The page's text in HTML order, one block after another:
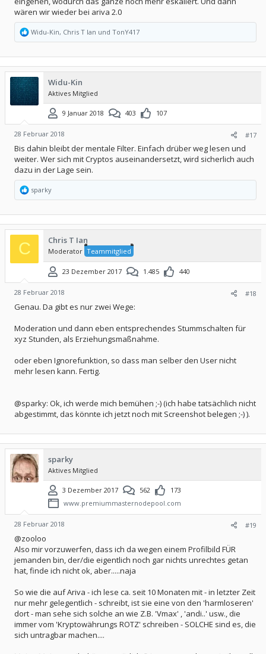
wären wir wieder bei ariva 2.0
R
e
k
t
i
o
n
e
Widu-Kin, Chris T Ian und TonY417
Widu-Kin
Aktives Mitglied
9 Januar 2018 403 107
28 Februar 2018 #17
Bis dahin bleibt der mentale Filter. Einfach drüber weg lesen und
weiter. Wer sich mit Cryptos auseinandersetzt, wird sicherlich auch
dazu in der Lage sein.
R
e
k
t
i
sparky
C Chris T Ian
Moderator Teammitglied
23 Dezember 2017 1.485 440
28 Februar 2018 #18
Genau. Da gibt es nur zwei Wege:
Moderation und dann eben entsprechendes Stummschalten für
xyz Stunden, als Erziehungsmaßnahme.
oder eben Ignorefunktion, so dass man selber den User nicht
mehr lesen kann. Fertig.
@sparky: Ok, ich werde mich bemühen ;-) (ich habe tatsächlich nicht
abgestimmt, das könnte ich jetzt noch mit Screenshot belegen ;-) ).
sparky
Aktives Mitglied
3 Dezember 2017 562
173
www.premiummasternodepool.com
28 Februar 2018 #19
@zooloo
Also mir vorzuwerfen, dass ich da wegen einem Profilbild FÜR
jemanden bin, der/die eigentlich noch gar nichts unrechtes getan
hat, finde ich nicht ok, aber.....naja
So wie die auf Ariva - ich lese ca. seit 10 Monaten mit - in letzter Zeit
nur mehr gelegentlich - schreibt, ist sie eine von den 'harmloseren'
dort - man sehe sich solche an wie Z.B. 'Vmax' , 'andi..' usw., die
immer vom 'Kryptowährungs ROTZ' schreiben - SOLCHE sind es, die
sich untragbar machen....